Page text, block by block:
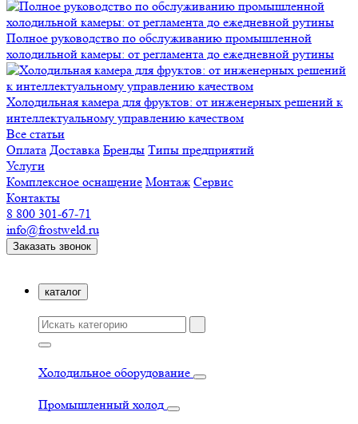
Полное руководство по обслуживанию промышленной
холодильной камеры: от регламента до ежедневной рутины
Холодильная камера для фруктов: от инженерных решений к
интеллектуальному управлению качеством
Все статьи
Оплата Доставка Бренды Типы предприятий
Услуги
Комплексное оснащение Монтаж Сервис
Контакты
8 800 301-67-71
info@frostweld.ru
Заказать звонок
каталог
Холодильное оборудование
Промышленный холод